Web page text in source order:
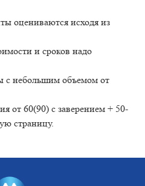
оцениваются исходя из
и сроков надо
с небольшим объемом от
от 60(90) с заверением + 50-
страницу.